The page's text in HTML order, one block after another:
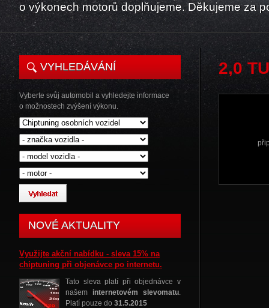
o výkonech motorů doplňujeme. Děkujeme za
VYHLEDÁVÁNÍ
Vyberte svůj automobil a vyhledejte informace
o možnostech zvýšení výkonu.
NOVÉ AKTUALITY
Využijte akční nabídku - sleva 15% na
chiptuning při objenávce po internetu.
Tato sleva platí při objednávce v
našem internetovém slevomatu.
Platí pouze do 31.5.2015
2,0